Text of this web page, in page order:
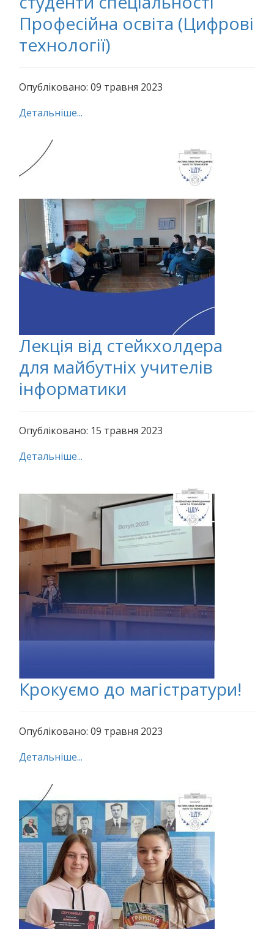
Професійна освіта (Цифрові
технології)
Опубліковано: 09 травня 2023
Детальніше...
Лекція від стейкхолдера
для майбутніх учителів
інформатики
Опубліковано: 15 травня 2023
Детальніше...
Крокуємо до магістратури!
Опубліковано: 09 травня 2023
Детальніше...